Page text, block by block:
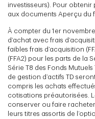
investisseurs). Pour
aux documents Aperçu du
À compter du 1er
d’achat avec frais
faibles frais d’acquisition
(FFA2) pour les parts de la
Série T8 des Fonds
de gestion d’actifs TD
compris les achats
cotisations préautorisées.
conserver ou faire
leurs titres assortis de